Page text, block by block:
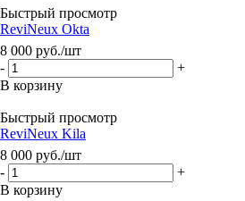
Быстрый просмотр
ReviNeux Okta
8 000 руб./шт
-
+
В корзину
Быстрый просмотр
ReviNeux Kila
8 000 руб./шт
-
+
В корзину